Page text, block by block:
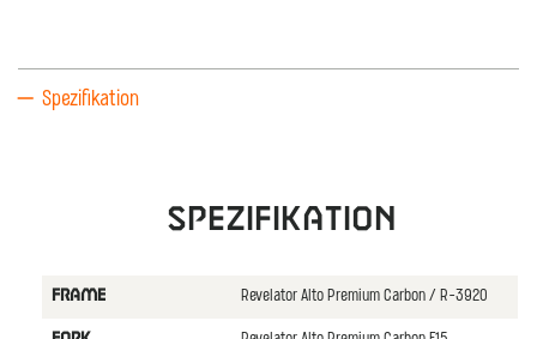
Spezifikation
Spezifikation
FRAME Revelator Alto Premium Carbon / R-3920